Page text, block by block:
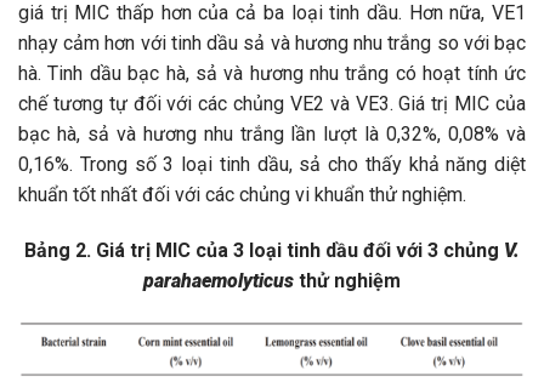
giá trị MIC thấp hơn của cả ba loại tinh dầu. Hơn nữa, VE1
nhạy cảm hơn với tinh dầu sả và hương nhu trắng so với bạc
hà. Tinh dầu bạc hà, sả và hương nhu trắng có hoạt tính ức
chế tương tự đối với các chủng VE2 và VE3. Giá trị MIC của
bạc hà, sả và hương nhu trắng lần lượt là 0,32%, 0,08% và
0,16%. Trong số 3 loại tinh dầu, sả cho thấy khả năng diệt
khuẩn tốt nhất đối với các chủng vi khuẩn thử nghiệm.
Bảng 2. Giá trị MIC của 3 loại tinh dầu đối với 3 chủng V.
parahaemolyticus thử nghiệm